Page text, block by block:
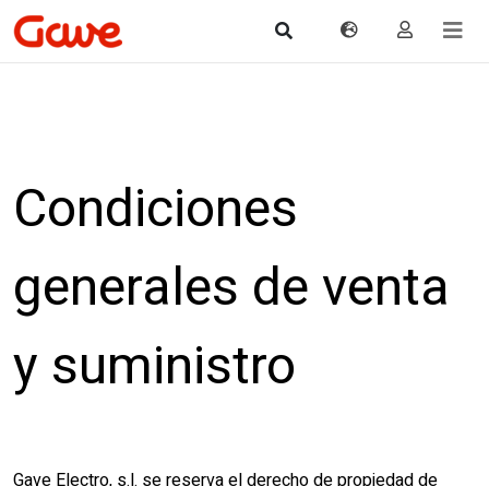
Condiciones
generales de venta
y suministro
Gave Electro, s.l. se reserva el derecho de propiedad de